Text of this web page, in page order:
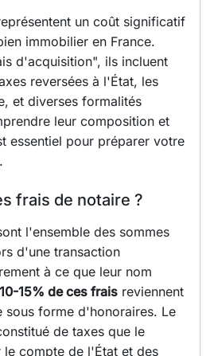
un coût significatif
immobilier en France.
d'acquisition", ils incluent
reversées à l'État, les
et diverses formalités
leur composition et
essentiel pour préparer votre
frais de notaire ?
l'ensemble des sommes
d'une transaction
à ce que leur nom
15% de ces frais reviennent
sous forme d'honoraires. Le
de taxes que le
compte de l'État et des